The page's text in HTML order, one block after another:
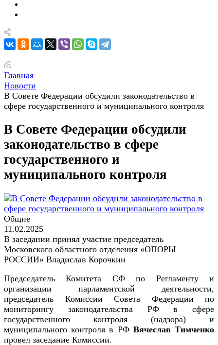
Главная
Новости
В Совете Федерации обсудили законодательство в
сфере государственного и муниципального контроля
В Совете Федерации обсудили
законодательство в сфере
государственного и
муниципального контроля
Общие
11.02.2025
В заседании принял участие председатель
Московского областного отделения «ОПОРЫ
РОССИИ» Владислав Корочкин
Председатель Комитета СФ по Регламенту и
организации парламентской деятельности,
председатель Комиссии Совета Федерации по
мониторингу законодательства РФ в сфере
государственного контроля (надзора) и
муниципального контроля в РФ Вячеслав Тимченко
провел заседание Комиссии.